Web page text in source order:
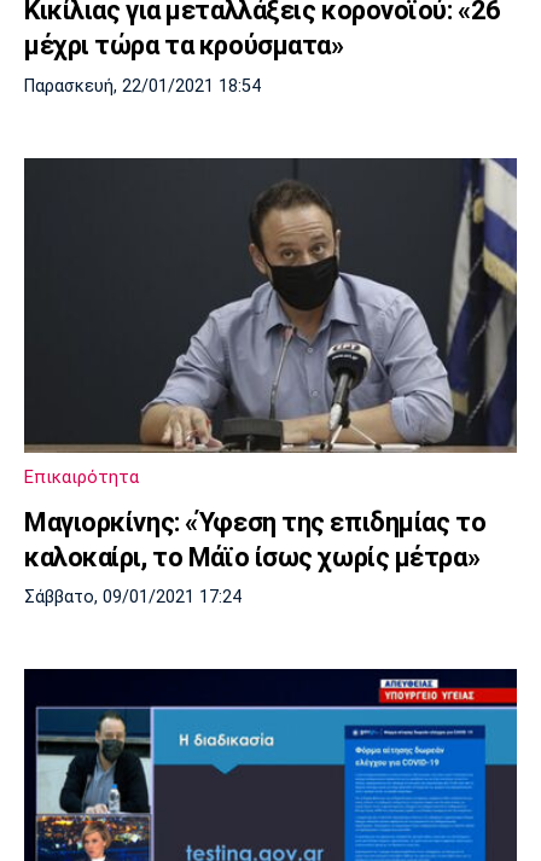
Κικίλιας για μεταλλάξεις κορονοϊού: «26
μέχρι τώρα τα κρούσματα»
Παρασκευή, 22/01/2021 18:54
Επικαιρότητα
Μαγιορκίνης: «Ύφεση της επιδημίας το
καλοκαίρι, το Μάϊο ίσως χωρίς μέτρα»
Σάββατο, 09/01/2021 17:24